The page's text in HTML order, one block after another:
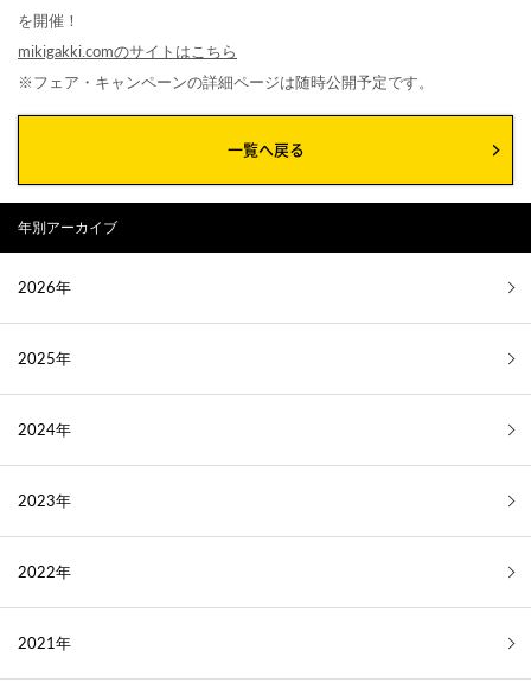
を開催！
mikigakki.comのサイトはこちら
※フェア・キャンペーンの詳細ページは随時公開予定です。
一覧へ戻る
年別アーカイブ
2026年
2025年
2024年
2023年
2022年
2021年